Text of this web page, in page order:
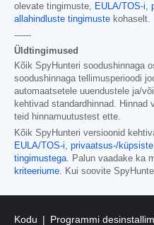
olevate tingimuste, EULA/TOS-i,
allahindluste tingimuste kohaselt.
------
Üldtingimused
Kõik SpyHunteri soodushinnaga
soodushinnaga tellimusperioodi
automaatsetele uuendustele ja/
kehtivad standardhinnad.
teid hinnamuutustest ette.
Kõik SpyHunteri versioonid
EULA/TOS-i, privaatsus-/
tingimustega. Palun vaadake ka
kriteeriume. Kui soovite
Kodu Programmi